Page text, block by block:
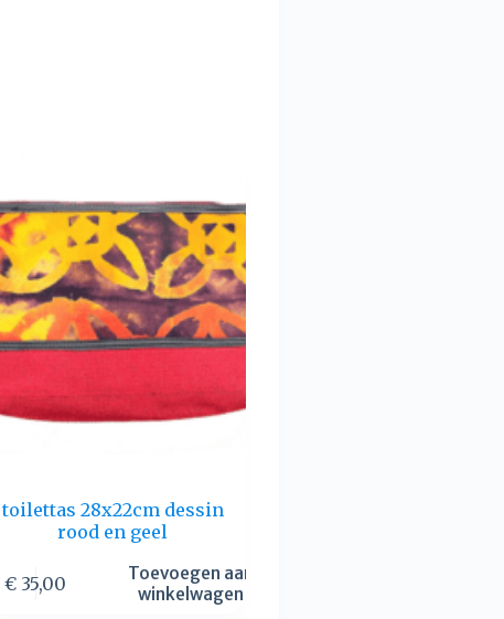
toilettas 28x22cm dessin
rood en geel
€ 35,00
Toevoegen aan
winkelwagen